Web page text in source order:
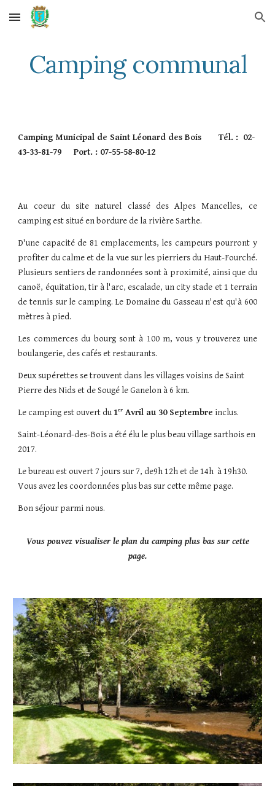
Skip to main content Skip to navigation
Camping communal
Camping Municipal de Saint Léonard des Bois Tél. : 02-
43-33-81-79 Port. : 07-55-58-80-12
Au coeur du site naturel classé des Alpes Mancelles, ce
camping est situé en bordure de la rivière Sarthe.
D'une capacité de 81 emplacements, les campeurs pourront y
profiter du calme et de la vue sur les pierriers du Haut-Fourché.
Plusieurs sentiers de randonnées sont à proximité, ainsi que du
canoë, équitation, tir à l'arc, escalade, un city stade et 1 terrain
de tennis sur le camping. Le Domaine du Gasseau n'est qu'à 600
mètres à pied.
Les commerces du bourg sont à 100 m, vous y trouverez une
boulangerie, des cafés et restaurants.
Deux supérettes se trouvent dans les villages voisins de Saint
Pierre des Nids et de Sougé le Ganelon à 6 km.
Le camping est ouvert du 1er Avril au 30 Septembre inclus.
Saint-Léonard-des-Bois a été élu le plus beau village sarthois en
2017.
Le bureau est ouvert 7 jours sur 7, de9h 12h et de 14h à 19h30.
Vous avez les coordonnées plus bas sur cette même page.
Bon séjour parmi nous.
Vous pouvez visualiser le plan du camping plus bas sur cette
page.